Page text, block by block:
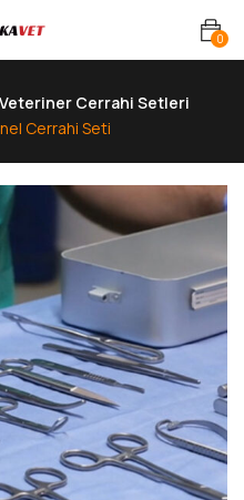
0
Veteriner Cerrahi Setleri
Cerrahi Seti